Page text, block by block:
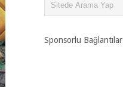
Sponsorlu Bağlantılar